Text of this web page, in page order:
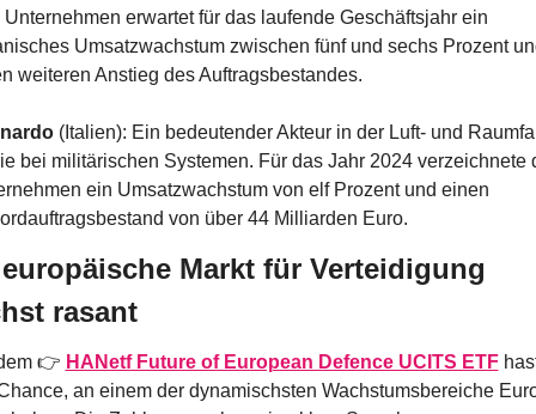
erwartet für das laufende Geschäftsjahr ein
Umsatzwachstum zwischen fünf und sechs Prozent
weiteren Anstieg des Auftragsbestandes.
(Italien): Ein bedeutender Akteur in der Luft- und
bei militärischen Systemen. Für das Jahr 2024 verzeichnete
ein Umsatzwachstum von elf Prozent und einen
von über 44 Milliarden Euro.
Markt für Verteidigung
rasant
👉 HANetf Future of European Defence UCITS ETF
an einem der dynamischsten Wachstumsbereiche